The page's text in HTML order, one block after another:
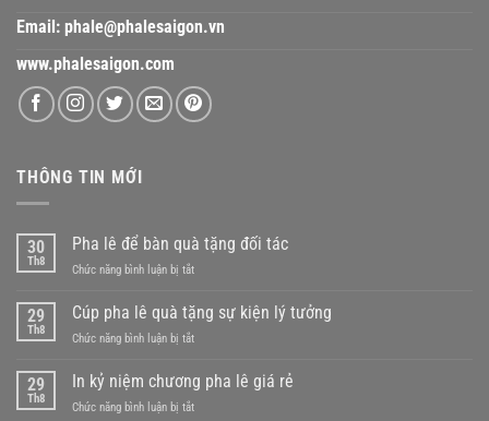
Email: phale@phalesaigon.vn
www.phalesaigon.com
THÔNG TIN MỚI
30
Th8
Pha lê để bàn quà tặng đối tác
Chức năng bình luận bị tắtở
lê
bàn
tặng
29
Th8
Cúp pha lê quà tặng sự kiện lý tưởng
Chức năng bình luận bị tắtở
pha
lê
quà
29
Th8
In kỷ niệm chương pha lê giá rẻ
Chức năng bình luận bị tắtở